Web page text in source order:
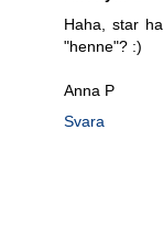
Haha, star
"henne"? :)
Anna P
Svara